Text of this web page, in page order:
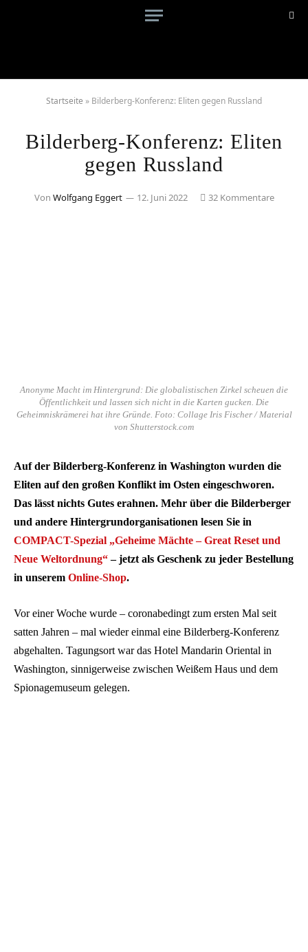
Startseite » Bilderberg-Konferenz: Eliten gegen Russland
Bilderberg-Konferenz: Eliten
gegen Russland
Von Wolfgang Eggert 12. Juni 2022 32 Kommentare
Anonyme Macht im Hintergrund: Die globalistischen Zirkel scheuen die
Öffentlichkeit und lassen sich nicht in die Karten gucken. Die
Geheimniskrämerei hat ihre Gründe. Foto: Collage Iris Fischer / Material
von Shutterstock.com
Auf der Bilderberg-Konferenz in Washington wurden die
Eliten auf den großen Konflikt im Osten eingeschworen.
Das lässt nichts Gutes erahnen. Mehr über die Bilderberger
und andere Hintergrundorganisationen lesen Sie in
COMPACT-Spezial „Geheime Mächte – Great Reset und
Neue Weltordnung“– jetzt als Geschenk zu jeder Bestellung
in unserem Online-Shop.
Vor einer Woche wurde – coronabedingt zum ersten Mal seit
satten Jahren – mal wieder einmal eine Bilderberg-Konferenz
abgehalten. Tagungsort war das Hotel Mandarin Oriental in
Washington, sinnigerweise zwischen Weißem Haus und dem
Spionagemuseum gelegen.